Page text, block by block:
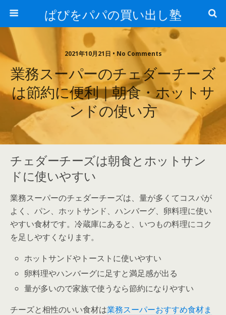
ぱぴをパパの買い出し塾
2021年10月21日 • No Comments
業務スーパーのチェダーチーズ
は節約に便利｜朝食・ホットサ
ンドの使い方
チェダーチーズは朝食とホットサン
ドに使いやすい
業務スーパーのチェダーチーズは、量が多くてコスパが
よく、パン、ホットサンド、ハンバーグ、卵料理に使い
やすい食材です。冷蔵庫にあると、いつもの料理にコク
を足しやすくなります。
ホットサンドやトーストに使いやすい
卵料理やハンバーグに足すと満足感が出る
量が多いので家族で使うなら節約になりやすい
チーズと相性のいい食材は業務スーパーおすすめ食材ま